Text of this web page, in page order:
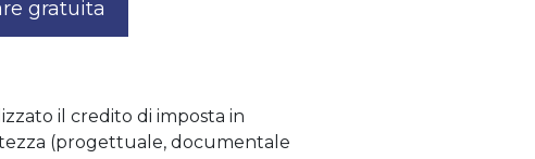
gratuita
il credito di imposta in
(progettuale, documentale